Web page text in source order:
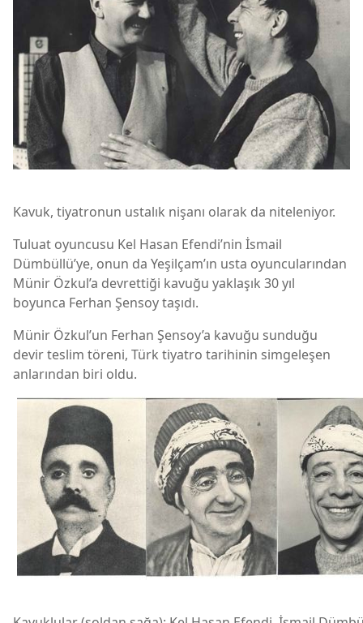
Kavuk, tiyatronun ustalık nişanı olarak da niteleniyor.
Tuluat oyuncusu Kel Hasan Efendi’nin İsmail
Dümbüllü’ye, onun da Yeşilçam’ın usta oyuncularından
Münir Özkul’a devrettiği kavuğu yaklaşık 30 yıl
boyunca Ferhan Şensoy taşıdı.
Münir Özkul’un Ferhan Şensoy’a kavuğu sunduğu
devir teslim töreni, Türk tiyatro tarihinin simgeleşen
anlarından biri oldu.